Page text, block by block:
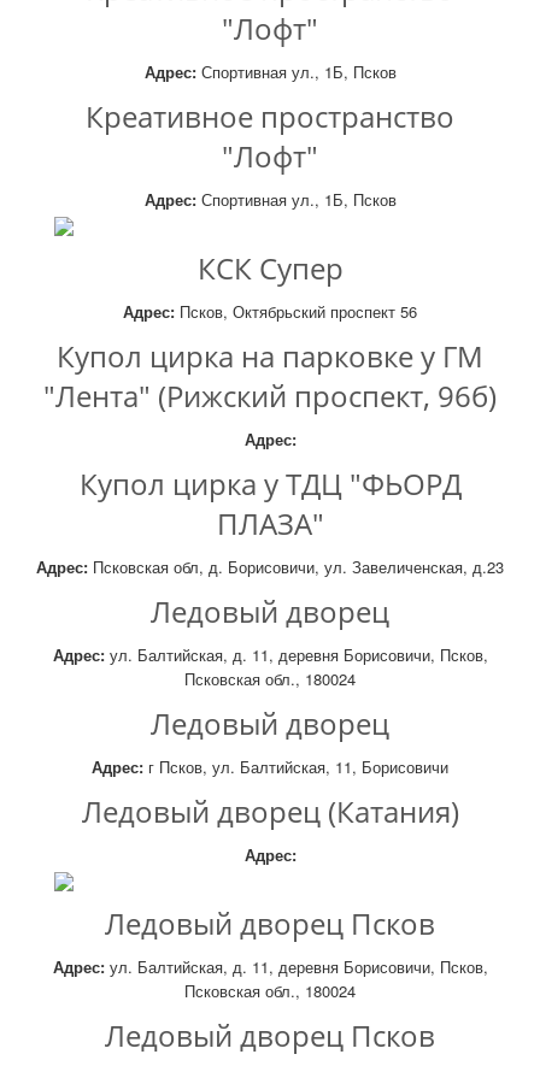
"Лофт"
Адрес:Спортивная ул., 1Б, Псков
Креативное пространство
"Лофт"
Адрес:Спортивная ул., 1Б, Псков
КСК Супер
Адрес: Псков, Октябрьский проспект 56
Купол цирка на парковке у ГМ
"Лента" (Рижский проспект, 96б)
Адрес:
Купол цирка у ТДЦ "ФЬОРД
ПЛАЗА"
Адрес: Псковская обл, д. Борисовичи, ул. Завеличенская, д.23
Ледовый дворец
Адрес:ул. Балтийская, д. 11, деревня Борисовичи, Псков,
Псковская обл., 180024
Ледовый дворец
Адрес: г Псков, ул. Балтийская, 11, Борисовичи
Ледовый дворец (Катания)
Адрес:
Ледовый дворец Псков
Адрес:ул. Балтийская, д. 11, деревня Борисовичи, Псков,
Псковская обл., 180024
Ледовый дворец Псков